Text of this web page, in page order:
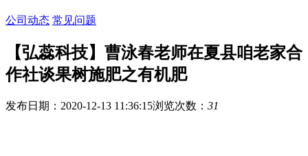
公司动态 常见问题
【弘蕊科技】曹泳春老师在夏县咱老家合
作社谈果树施肥之有机肥
发布日期：2020-12-13 11:36:15浏览次数： 31